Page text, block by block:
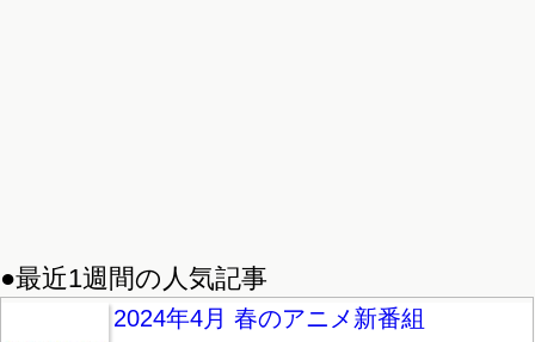
●最近1週間の人気記事
2024年4月 春のアニメ新番組